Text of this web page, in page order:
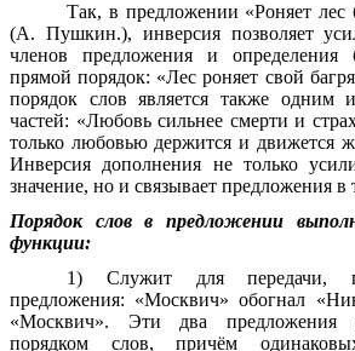
Так, в предложении «Роняет лес
(А. Пушкин.), инверсия позволяет
членов предложения и определения
прямой порядок: «Лес роняет свой
порядок слов является также одним
частей: «Любовь сильнее смерти и
только любовью держится и движется
Инверсия дополнения не только
значение, но и связывает предложения в
Порядок слов в предложении
функции:
1) Служит для передачи,
предложения: «Москвич» обогнал
«Москвич». Эти два предложения
порядком слов, причём